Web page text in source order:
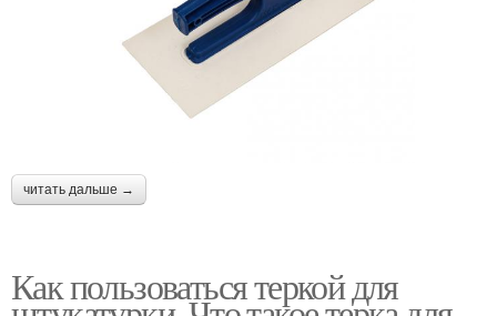
читать дальше →
Как пользоваться теркой для